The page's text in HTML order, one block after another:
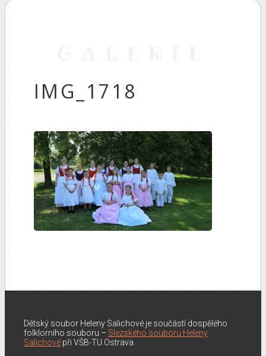
IMG_1718
Dětský soubor Heleny Salichové je součástí dospělého
folklorního souboru – Slezského souboru Heleny
Salichové při VŠB-TU Ostrava.